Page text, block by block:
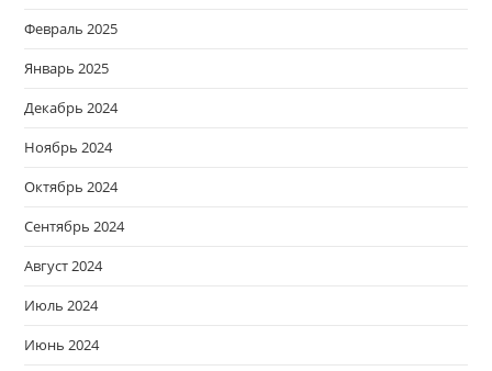
Февраль 2025
Январь 2025
Декабрь 2024
Ноябрь 2024
Октябрь 2024
Сентябрь 2024
Август 2024
Июль 2024
Июнь 2024